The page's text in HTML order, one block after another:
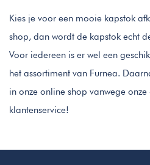
Kies je voor een mooie kapstok
shop, dan wordt de kapstok echt
Voor iedereen is er wel een
het assortiment van Furnea.
in onze online shop vanwege
klantenservice!